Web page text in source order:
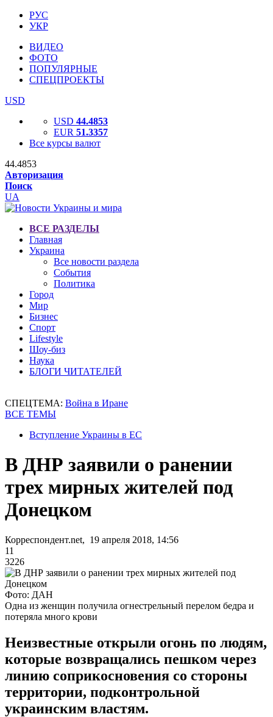
РУС
УКР
ВИДЕО
ФОТО
ПОПУЛЯРНЫЕ
СПЕЦПРОЕКТЫ
USD
USD 44.4853
EUR 51.3357
Все курсы валют
44.4853
Авторизация
Поиск
UA
ВСЕ РАЗДЕЛЫ
Главная
Украина
Все новости раздела
События
Политика
Город
Мир
Бизнес
Спорт
Lifestyle
Шоу-биз
Наука
БЛОГИ ЧИТАТЕЛЕЙ
СПЕЦТЕМА: Война в Иране
ВСЕ ТЕМЫ
Вступление Украины в ЕС
В ДНР заявили о ранении
трех мирных жителей под
Донецком
Корреспондент.net, 19 апреля 2018, 14:56
11
3226
Фото: ДАН
Одна из женщин получила огнестрельный перелом бедра и
потеряла много крови
Неизвестные открыли огонь по людям,
которые возвращались пешком через
линию соприкосновения со стороны
территории, подконтрольной
украинским властям.